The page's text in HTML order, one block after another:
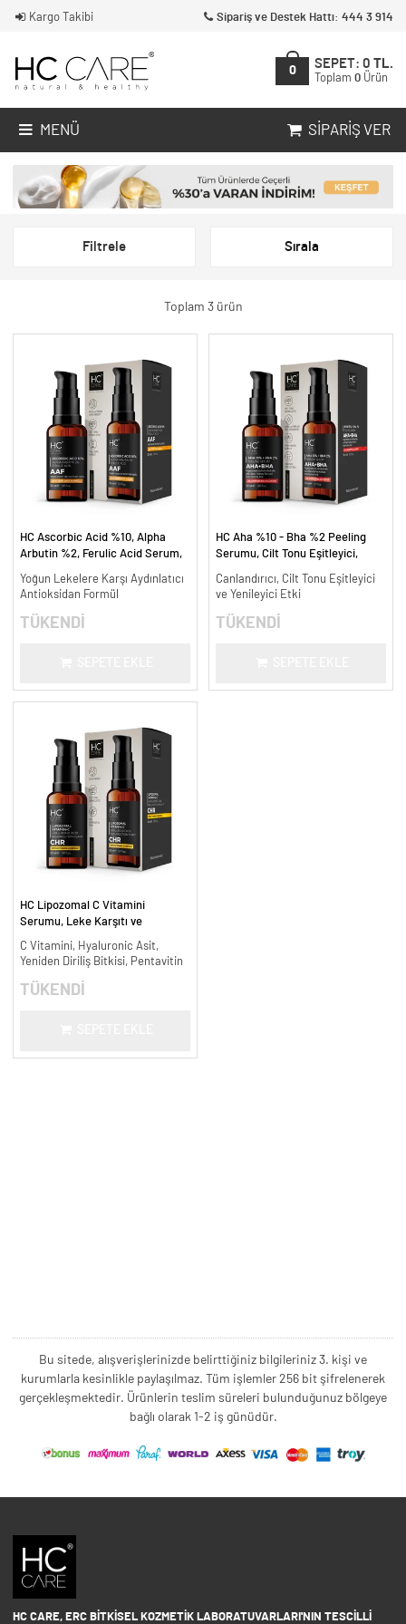
Kargo Takibi Sipariş ve Destek Hattı: 444 3 914
0
SEPET: 0 TL.
Toplam 0 Ürün
MENÜ SIPARIŞ VER
Filtrele Sırala
Toplam 3 ürün
HC Ascorbic Acid %10, Alpha
Arbutin %2, Ferulic Acid Serum,
ml.
Yoğun Lekelere Karşı Aydınlatıcı
Antioksidan Formül
TÜKENDİ
HC Aha %10 - Bha %2 Peeling
Serumu, Cilt Tonu Eşitleyici,
Canlandırıcı, Cilt Tonu Eşitleyici
ve Yenileyici Etki
TÜKENDİ
HC Lipozomal C Vitamini
Serumu, Leke Karşıtı ve
C Vitamini, Hyaluronic Asit,
Yeniden Diriliş Bitkisi, Pentavitin
TÜKENDİ
Bu sitede, alışverişlerinizde belirttiğiniz bilgileriniz 3. kişi ve
kurumlarla kesinlikle paylaşılmaz. Tüm işlemler 256 bit şifrelenerek
gerçekleşmektedir. Ürünlerin teslim süreleri bulunduğunuz bölgeye
bağlı olarak 1-2 iş günüdür.
HC CARE, ERC BITKISEL KOZMETIK LABORATUVARLARI'NIN TESCILLI